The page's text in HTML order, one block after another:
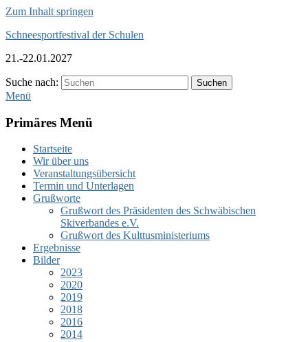
Zum Inhalt springen
Schneesportfestival der Schulen
21.-22.01.2027
Suche nach: Suchen
Menü
Primäres Menü
Startseite
Wir über uns
Veranstaltungsübersicht
Termin und Unterlagen
Grußworte
Grußwort des Präsidenten des Schwäbischen
Skiverbandes e.V.
Grußwort des Kulttusministeriums
Ergebnisse
Bilder
2023
2020
2019
2018
2016
2014